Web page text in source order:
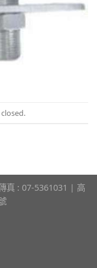
真 : 07-5361031 | 高